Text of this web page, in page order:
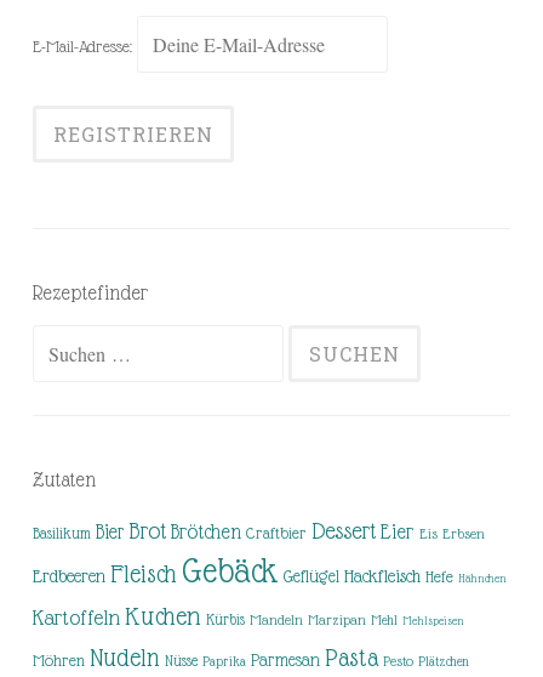
E-Mail-Adresse:
Rezeptefinder
Zutaten
Basilikum Bier Brot Brötchen Craftbier Dessert Eier Eis Erbsen
Erdbeeren Fleisch Gebäck Geflügel Hackfleisch Hefe Hähnchen
Kartoffeln Kuchen Kürbis Mandeln Marzipan Mehl Mehlspeisen
Möhren Nudeln Nüsse Paprika Parmesan Pasta Pesto Plätzchen